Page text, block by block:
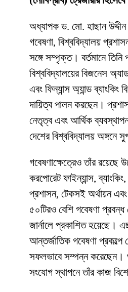
অধ্যাপক ড. মো. হাছান উদ্দীন
গবেষণা, বিশ্ববিদ্যালয়
সঙ্গে সম্পৃক্ত। বর্তমানে তিনি
বিশ্ববিদ্যালয়ের বিজনেস
এবং ফিন্যান্স অ্যান্ড ব্যাংকিং
দায়িত্ব পালন করছেন।
নেতৃত্ব এবং আর্থিক
দেশের বিশ্ববিদ্যালয় অঙ্গনে
গবেষণাক্ষেত্রেও তাঁর
করপোরেট ফাইন্যান্স,
প্রশাসন, টেকসই অর্থায়ন এবং
৫০টিরও বেশি গবেষণা প্রবন্ধ
জার্নালে প্রকাশিত হয়েছে।
আন্তর্জাতিক গবেষণা প্রকল্পে
সফলভাবে সম্পন্ন করেছেন।
সংযোগ স্থাপনে তাঁর কাজ